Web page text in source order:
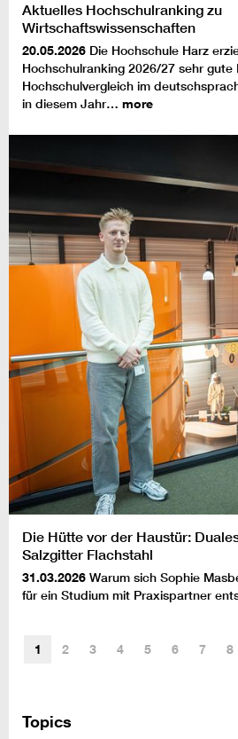
Aktuelles Hochschulranking zu
Wirtschaftswissenschaften
20.05.2026 Die Hochschule Harz
Hochschulranking 2026/27 sehr
Hochschulvergleich im
in diesem Jahr… more
Die Hütte vor der Haustür:
Salzgitter Flachstahl
31.03.2026 Warum sich Sophie
für ein Studium mit Praxispartner
1 2 3 4 5 6 7 8
Topics